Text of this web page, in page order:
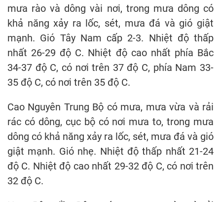
mưa rào và dông vài nơi, trong mưa dông có
khả năng xảy ra lốc, sét, mưa đá và gió giật
mạnh. Gió Tây Nam cấp 2-3. Nhiệt độ thấp
nhất 26-29 độ C. Nhiệt độ cao nhất phía Bắc
34-37 độ C, có nơi trên 37 độ C, phía Nam 33-
35 độ C, có nơi trên 35 độ C.
Cao Nguyên Trung Bộ có mưa, mưa vừa và rải
rác có dông, cục bộ có nơi mưa to, trong mưa
dông có khả năng xảy ra lốc, sét, mưa đá và gió
giật mạnh. Gió nhẹ. Nhiệt độ thấp nhất 21-24
độ C. Nhiệt độ cao nhất 29-32 độ C, có nơi trên
32 độ C.